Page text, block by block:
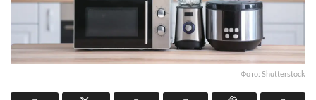
Фото: Shutterstock